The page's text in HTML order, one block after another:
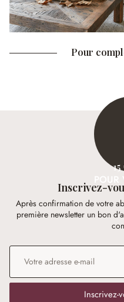
Pour
15
POUR
Inscrivez-
Après confirmation de votre
première newsletter un bon
Adresse e-mail
Inscrivez-